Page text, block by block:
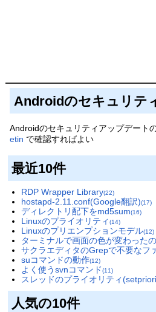
Androidのセキュリテ
Androidのセキュリティアップデート
etin で確認すればよい
最近10件
RDP Wrapper Library(22)
hostapd-2.11.conf(Google翻訳)(17)
ディレクトリ配下をmd5sum(16)
Linuxのプライオリティ (14)
Linuxのプリエンプションモデル(12)
ターミナルで画面の色が変わった
サクラエディタのGrepで不要なフ
suコマンドの動作(12)
よく使うsvnコマンド(11)
スレッドのプライオリティ
人気の10件